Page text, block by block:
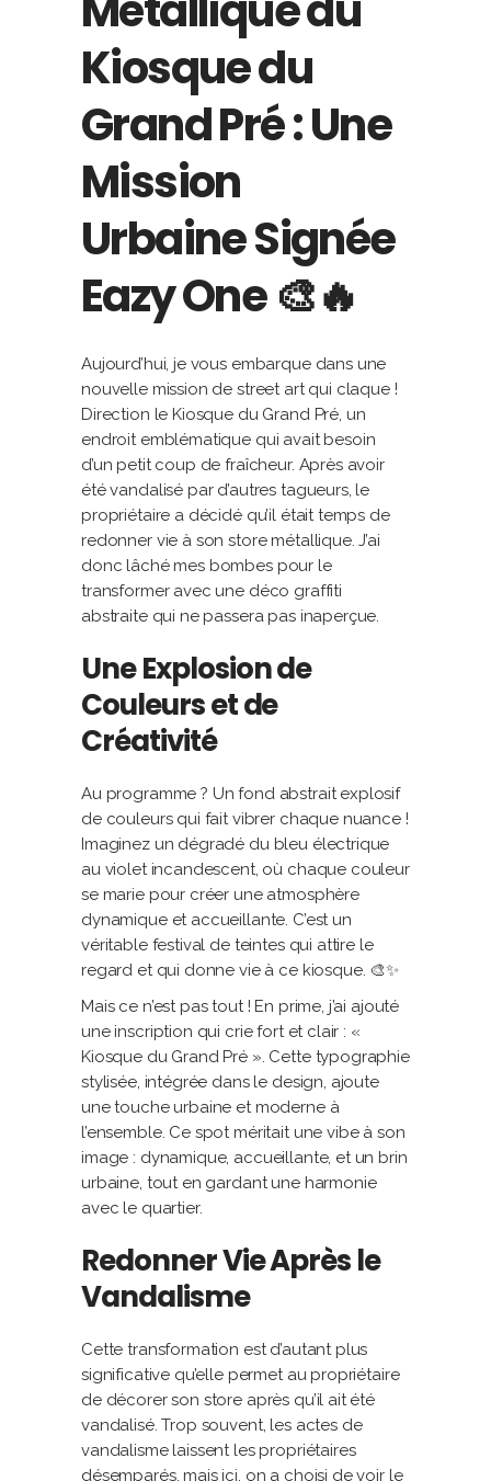
Kiosque du
Grand Pré : Une
Mission
Urbaine Signée
Eazy One 🎨🔥
Aujourd’hui, je vous embarque dans une
nouvelle mission de street art qui claque !
Direction le Kiosque du Grand Pré, un
endroit emblématique qui avait besoin
d’un petit coup de fraîcheur. Après avoir
été vandalisé par d’autres tagueurs, le
propriétaire a décidé qu’il était temps de
redonner vie à son store métallique. J’ai
donc lâché mes bombes pour le
transformer avec une déco graffiti
abstraite qui ne passera pas inaperçue.
Une Explosion de
Couleurs et de
Créativité
Au programme ? Un fond abstrait explosif
de couleurs qui fait vibrer chaque nuance !
Imaginez un dégradé du bleu électrique
au violet incandescent, où chaque couleur
se marie pour créer une atmosphère
dynamique et accueillante. C’est un
véritable festival de teintes qui attire le
regard et qui donne vie à ce kiosque. 🎨✨
Mais ce n’est pas tout ! En prime, j’ai ajouté
une inscription qui crie fort et clair : «
Kiosque du Grand Pré ». Cette typographie
stylisée, intégrée dans le design, ajoute
une touche urbaine et moderne à
l’ensemble. Ce spot méritait une vibe à son
image : dynamique, accueillante, et un brin
urbaine, tout en gardant une harmonie
avec le quartier.
Redonner Vie Après le
Vandalisme
Cette transformation est d’autant plus
significative qu’elle permet au propriétaire
de décorer son store après qu’il ait été
vandalisé. Trop souvent, les actes de
vandalisme laissent les propriétaires
désemparés, mais ici, on a choisi de voir le